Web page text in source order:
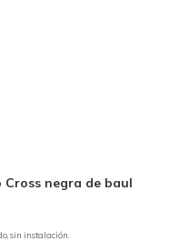
negra de baul
sin instalación.